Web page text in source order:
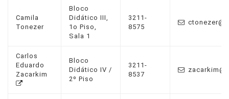
Camila
Tonezer
Bloco
Didático III,
1o Piso,
Sala 1
3211-
8575
Carlos
Eduardo
Zacarkim
Bloco
Didático IV /
2º Piso
3211-
8537